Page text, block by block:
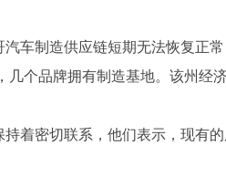
几个品牌拥有制造基地。该州经
着密切联系，他们表示，现有